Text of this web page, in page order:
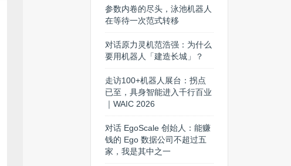
参数内卷的尽头，泳池机器人
在等待一次范式转移
对话原力灵机范浩强：为什么
要用机器人「建造长城」？
走访100+机器人展台：拐点
已至，具身智能进入千行百业
｜WAIC 2026
对话 EgoScale 创始人：能赚
钱的 Ego 数据公司不超过五
家，我是其中之一